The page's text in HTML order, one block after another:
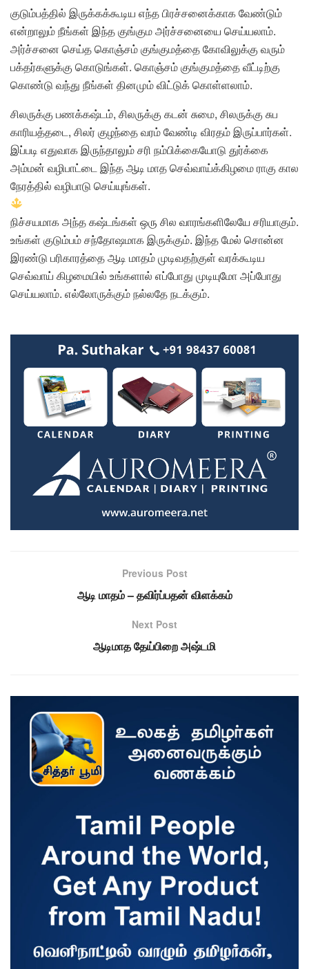
குடும்பத்தில் இருக்கக்கூடிய எந்த பிரச்சனைக்காக வேண்டும்
என்றாலும் நீங்கள் இந்த குங்கும அர்ச்சனையை செய்யலாம்.
அர்ச்சனை செய்த கொஞ்சம் குங்குமத்தை கோவிலுக்கு வரும்
பக்தர்களுக்கு கொடுங்கள். கொஞ்சம் குங்குமத்தை வீட்டிற்கு
கொண்டு வந்து நீங்கள் தினமும் விட்டுக் கொள்ளலாம்.
சிலருக்கு பணக்கஷ்டம், சிலருக்கு கடன் சுமை, சிலருக்கு சுப
காரியத்தடை, சிலர் குழந்தை வரம் வேண்டி விரதம் இருப்பார்கள்.
இப்படி எதுவாக இருந்தாலும் சரி நம்பிக்கையோடு துர்க்கை
அம்மன் வழிபாட்டை இந்த ஆடி மாத செவ்வாய்க்கிழமை ராகு கால
நேரத்தில் வழிபாடு செய்யுங்கள்.
நிச்சயமாக அந்த கஷ்டங்கள் ஒரு சில வாரங்களிலேயே சரியாகும்.
உங்கள் குடும்பம் சந்தோஷமாக இருக்கும். இந்த மேல் சொன்ன
இரண்டு பரிகாரத்தை ஆடி மாதம் முடிவதற்குள் வரக்கூடிய
செவ்வாய் கிழமையில் உங்களால் எப்போது முடியுமோ அப்போது
செய்யலாம். எல்லோருக்கும் நல்லதே நடக்கும்.
Previous Post
ஆடி மாதம் – தவிர்ப்பதன் விளக்கம்
Next Post
ஆடிமாத தேய்பிறை அஷ்டமி